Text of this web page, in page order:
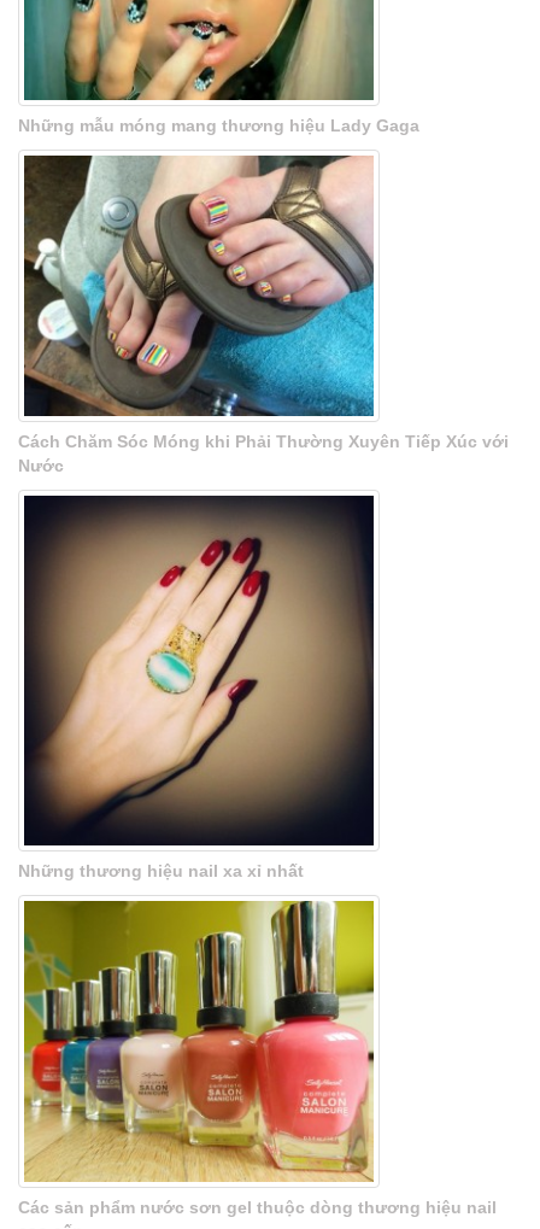
Những mẫu móng mang thương hiệu Lady Gaga
Cách Chăm Sóc Móng khi Phải Thường Xuyên Tiếp Xúc với
Nước
Những thương hiệu nail xa xỉ nhất
Các sản phẩm nước sơn gel thuộc dòng thương hiệu nail